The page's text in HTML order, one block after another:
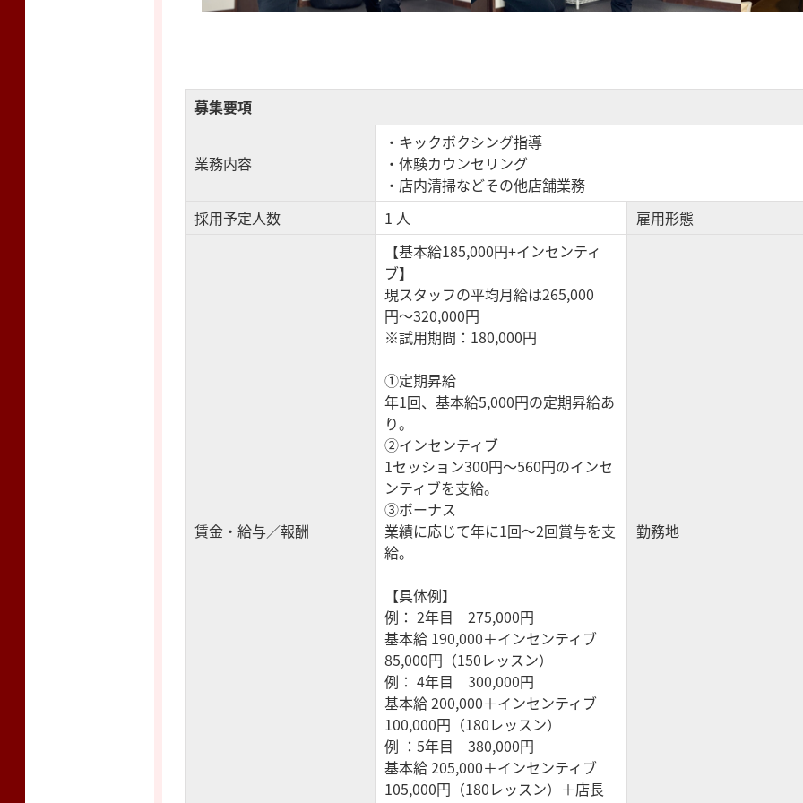
募集要項
業務内容
・キックボクシング指導
・体験カウンセリング
・店内清掃などその他店舗業務
採用予定人数
1 人 雇用形態
賃金・給与／報酬
【基本給185,000円+インセンティ
ブ】
現スタッフの平均月給は265,000
円〜320,000円
​※試用期間：180,000円
①定期昇給
年1回、基本給5,000円の定期昇給あ
り。
②インセンティブ
1セッション300円〜560円のインセ
ンティブを支給。
③ボーナス
業績に応じて年に1回〜2回賞与を支
給。
【具体例】
例： 2年目 275,000円
基本給 190,000＋インセンティブ
85,000円（150レッスン）
例： 4年目 300,000円
基本給 200,000＋インセンティブ
100,000円（180レッスン）
例 ：5年目 380,000円
基本給 205,000＋インセンティブ
105,000円（180レッスン）＋店長
勤務地